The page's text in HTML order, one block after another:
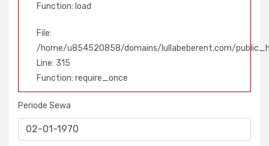
Function: load
File:
/home/u854520858/domains/lullabeberent.com/
Line: 315
Function: require_once
Periode Sewa